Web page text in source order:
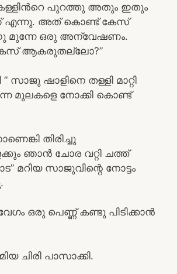
കള്ളിന്‍റെ പുറത്തു അതും ഇതും
എന്നു. അത് കൊണ്ട് കേസ്
മുന്നേ ഒരു അന്വേഷണം.
കേസ് ആകരുതല്ലോ?”
സാജു ഷാളിനെ തള്ളി മാറ്റി
മുലകളെ നോക്കി കൊണ്ട്
തിരിച്ചു
ഞാന്‍ ചോര വറ്റി ചത്ത്‌
മറിയ സാജുവിന്റെ നോട്ടം
ഒരു പെണ്ണ് കണ്ടു പിടിക്കാന്‍
ചിരി പാസാക്കി.